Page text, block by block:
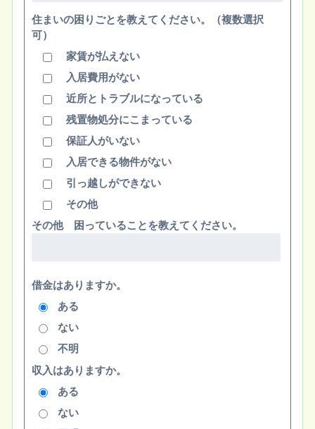
住まいの困りごとを教えてください。（複数選択
可）
家賃が払えない
入居費用がない
近所とトラブルになっている
残置物処分にこまっている
保証人がいない
入居できる物件がない
引っ越しができない
その他
その他 困っていることを教えてください。
借金はありますか。
ある
ない
不明
収入はありますか。
ある
ない